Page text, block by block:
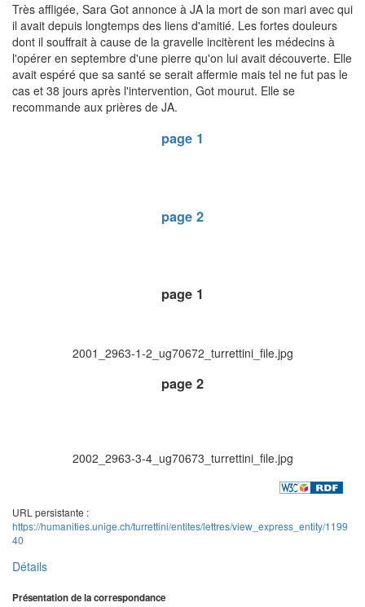
Très affligée, Sara Got annonce à JA la mort de son mari avec qui
il avait depuis longtemps des liens d'amitié. Les fortes douleurs
dont il souffrait à cause de la gravelle incitèrent les médecins à
l'opérer en septembre d'une pierre qu'on lui avait découverte. Elle
avait espéré que sa santé se serait affermie mais tel ne fut pas le
cas et 38 jours après l'intervention, Got mourut. Elle se
recommande aux prières de JA.
page 1
page 2
page 1
2001_2963-1-2_ug70672_turrettini_file.jpg
page 2
2002_2963-3-4_ug70673_turrettini_file.jpg
URL persistante :
https://humanities.unige.ch/turrettini/entites/lettres/view_express_entity/1199
40
Détails
Présentation de la correspondance